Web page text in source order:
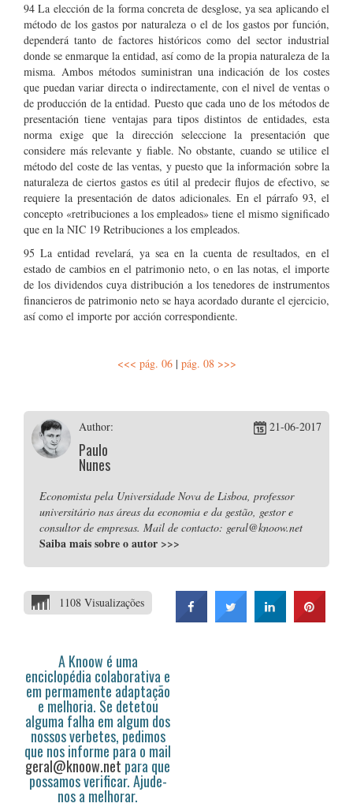
94 La elección de la forma concreta de desglose, ya sea aplicando el
método de los gastos por naturaleza o el de los gastos por función,
dependerá tanto de factores históricos como del sector industrial
donde se enmarque la entidad, así como de la propia naturaleza de la
misma. Ambos métodos suministran una indicación de los costes
que puedan variar directa o indirectamente, con el nivel de ventas o
de producción de la entidad. Puesto que cada uno de los métodos de
presentación tiene ventajas para tipos distintos de entidades, esta
norma exige que la dirección seleccione la presentación que
considere más relevante y fiable. No obstante, cuando se utilice el
método del coste de las ventas, y puesto que la información sobre la
naturaleza de ciertos gastos es útil al predecir flujos de efectivo, se
requiere la presentación de datos adicionales. En el párrafo 93, el
concepto «retribuciones a los empleados» tiene el mismo significado
que en la NIC 19 Retribuciones a los empleados.
95 La entidad revelará, ya sea en la cuenta de resultados, en el
estado de cambios en el patrimonio neto, o en las notas, el importe
de los dividendos cuya distribución a los tenedores de instrumentos
financieros de patrimonio neto se haya acordado durante el ejercicio,
así como el importe por acción correspondiente.
<<< pág. 06| pág. 08 >>>
Author:
Paulo
Nunes
21-06-2017
Economista pela Universidade Nova de Lisboa, professor
universitário nas áreas da economia e da gestão, gestor e
consultor de empresas. Mail de contacto: geral@knoow.net
Saiba mais sobre o autor >>>
1108 Visualizações
A Knoow é uma
enciclopédia colaborativa e
em permamente adaptação
e melhoria. Se detetou
alguma falha em algum dos
nossos verbetes, pedimos
que nos informe para o mail
geral@knoow.net para que
possamos verificar. Ajude-
nos a melhorar.